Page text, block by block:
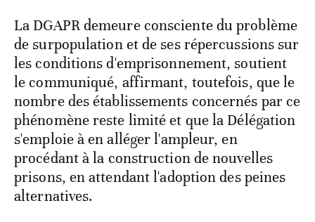
La DGAPR demeure consciente du problème
de surpopulation et de ses répercussions sur
les conditions d'emprisonnement, soutient
le communiqué, affirmant, toutefois, que le
nombre des établissements concernés par ce
phénomène reste limité et que la Délégation
s'emploie à en alléger l'ampleur, en
procédant à la construction de nouvelles
prisons, en attendant l'adoption des peines
alternatives.